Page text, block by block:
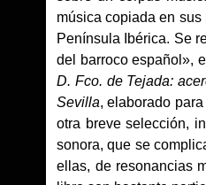
música copiada en
Península Ibérica. Se
del barroco español»,
D. Fco. de Tejada:
Sevilla, elaborado
otra breve selección,
sonora, que se
ellas, de resonancias